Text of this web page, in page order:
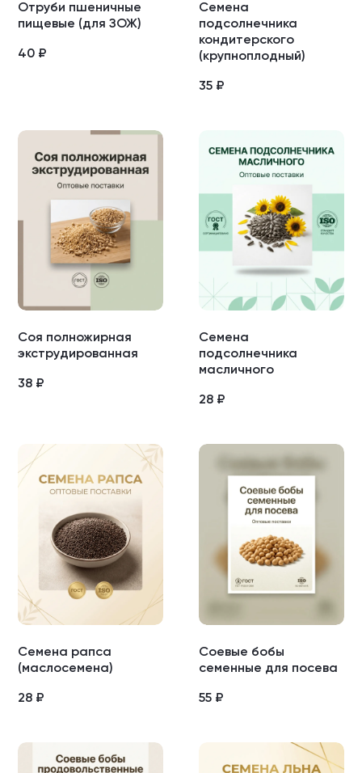
Отруби пшеничные
пищевые (для ЗОЖ)
40 ₽
Семена
подсолнечника
кондитерского
(крупноплодный)
35 ₽
Соя полножирная
экструдированная
38 ₽
Семена
подсолнечника
масличного
28 ₽
Семена рапса
(маслосемена)
28 ₽
Соевые бобы
семенные для посева
55 ₽